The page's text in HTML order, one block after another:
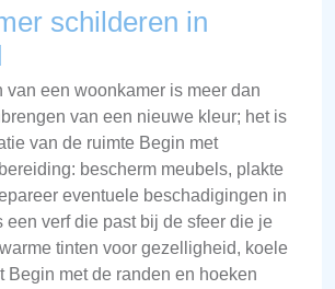
schilderen in
van een woonkamer is meer dan
van een nieuwe kleur; het is
van de ruimte Begin met
bescherm meubels, plakte
eventuele beschadigingen in
een verf die past bij de sfeer die je
tinten voor gezelligheid, koele
Begin met de randen en hoeken